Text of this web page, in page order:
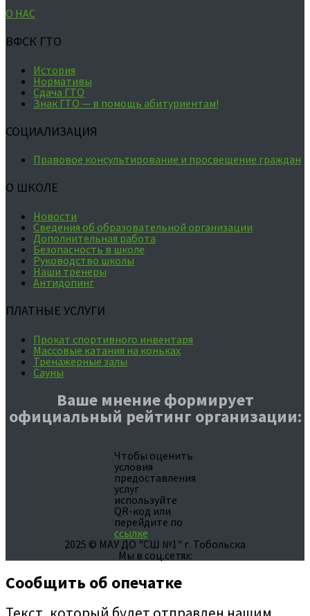
О НАС
ВФСК ГТО
История
Нормативы
Сдача ГТО
Знак ГТО — в помощь абитуриентам!
СОЦИАЛИЗАЦИЯ
Правовое консультирование и просвещение граждан
О ШКОЛЕ
Новости
Сведения об образовательной организации
Дополнительная работа
Безопасность в школе
Руководство школы
Наши тренеры
Антидопинг
ПЛАТНЫЕ УСЛУГИ
Прокат спортивного инвентаря
Массовые катания на коньках
Тренажерные залы
Сауны
Ваше мнение формирует
официальный рейтинг организации:
Чтобы оценить
условия
предоставления
услуг
используйте
QR-код или
перейдите по
ссылке
2025 © МАУ ДО "СШ №1" г. Тобольска
Мы в соц.сетях:
Сообщить об опечатке